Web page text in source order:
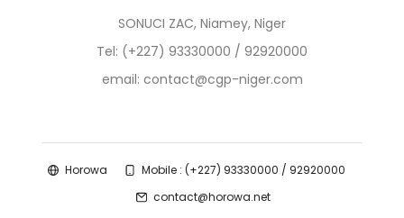
SONUCI ZAC, Niamey, Niger
Tel: (+227) 93330000 / 92920000
email: contact@cgp-niger.com
Horowa
Mobile : (+227) 93330000 / 92920000
contact@horowa.net